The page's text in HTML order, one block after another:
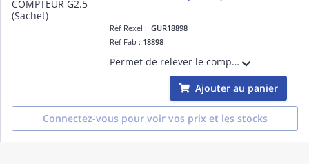
Réf Rexel :GUR18898
Réf Fab : 18898
Permet de relever le compteur à distance
Ajouter au panier
Connectez-vous pour voir vos prix et les stocks